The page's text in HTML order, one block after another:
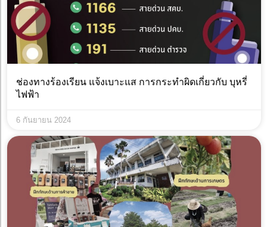
ช่องทางร้องเรียน แจ้งเบาะแส การกระทำผิดเกี่ยวกับ บุหรี่
ไฟฟ้า
6 กันยายน 2024